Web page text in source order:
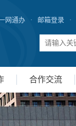
网通办 · 邮箱登录 ·
合作交流